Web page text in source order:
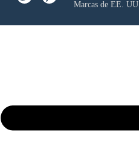
Marcas de EE. UU.